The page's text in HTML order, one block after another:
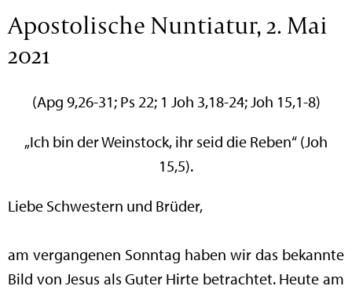
Apostolische Nuntiatur, 2. Mai
2021
(Apg 9,26-31; Ps 22; 1 Joh 3,18-24; Joh 15,1-8)
„Ich bin der Weinstock, ihr seid die Reben“ (Joh
15,5).
Liebe Schwestern und Brüder,
am vergangenen Sonntag haben wir das bekannte
Bild von Jesus als Guter Hirte betrachtet. Heute am